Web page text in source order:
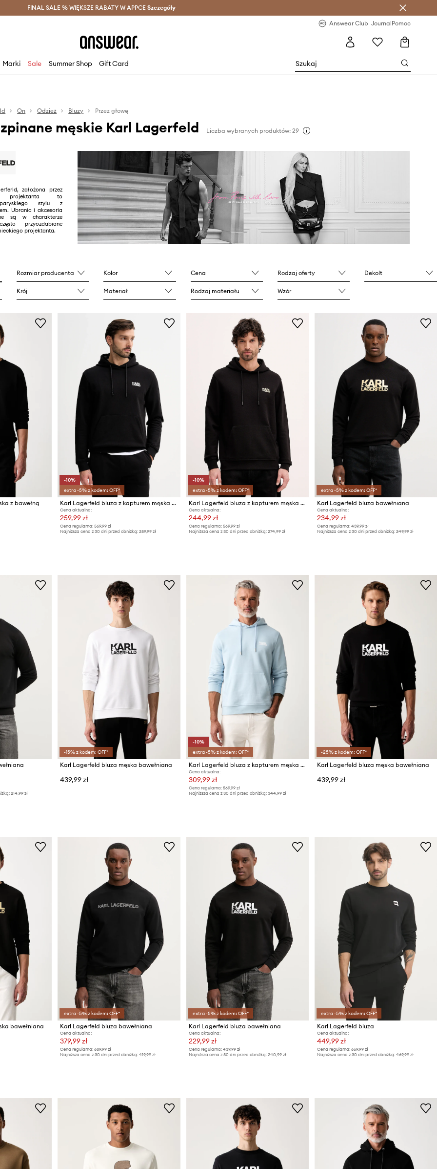
Oszczędzaj z Answear Club > Dostawa nawet w 24h >
FINAL SALE % WIĘKSZE RABATY W APPCE Szczegóły
Answear Club JournalPomoc
Marki Sale Summer Shop Gift Card
On Odzież Bluzy Przez głowę
męskie Karl Lagerfeld Liczba wybranych produktów: 29
założona przez
projektanta to
paryskiego stylu z
Ubrania i akcesoria
są w charakterze
przyozdabiane
projektanta.
Rozmiar producenta Kolor Cena Rodzaj oferty Dekolt
Krój Materiał Rodzaj materiału Wzór
z bawełną
-10%
extra -5% z kodem: OFF*
Karl Lagerfeld bluza z kapturem męska bawełniana
Cena aktualna:
259,99 zł
Cena regularna: 569,99 zł
Najniższa cena z 30 dni przed obniżką: 289,99 zł
-10%
extra -5% z kodem: OFF*
Karl Lagerfeld bluza z kapturem męska bawełniana
Cena aktualna:
244,99 zł
Cena regularna: 569,99 zł
Najniższa cena z 30 dni przed obniżką: 274,99 zł
extra -5% z kodem: OFF*
Karl Lagerfeld bluza bawełniana
Cena aktualna:
234,99 zł
Cena regularna: 439,99 zł
Najniższa cena z 30 dni przed obniżką: 249,99 zł
214,99 zł
-15% z kodem: OFF*
Karl Lagerfeld bluza męska bawełniana
439,99 zł
-10%
extra -5% z kodem: OFF*
Karl Lagerfeld bluza z kapturem męska bawełniana
Cena aktualna:
309,99 zł
Cena regularna: 569,99 zł
Najniższa cena z 30 dni przed obniżką: 344,99 zł
-25% z kodem: OFF*
Karl Lagerfeld bluza męska bawełniana
439,99 zł
bawełniana
extra -5% z kodem: OFF*
Karl Lagerfeld bluza bawełniana
Cena aktualna:
379,99 zł
Cena regularna: 689,99 zł
Najniższa cena z 30 dni przed obniżką: 419,99 zł
extra -5% z kodem: OFF*
Karl Lagerfeld bluza bawełniana
Cena aktualna:
229,99 zł
Cena regularna: 439,99 zł
Najniższa cena z 30 dni przed obniżką: 240,99 zł
extra -5% z kodem: OFF*
Karl Lagerfeld bluza
Cena aktualna:
449,99 zł
Cena regularna: 669,99 zł
Najniższa cena z 30 dni przed obniżką: 469,99 zł